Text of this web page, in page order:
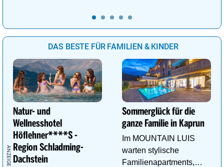
DAS BESTE FÜR FAMILIEN & KINDER
Natur- und
Wellnesshotel
Höflehner****S -
Region Schladming-
Dachstein
Sommerglück für die
ganze Familie in Kaprun
Im MOUNTAIN LUIS
warten stylische
Familienapartments,